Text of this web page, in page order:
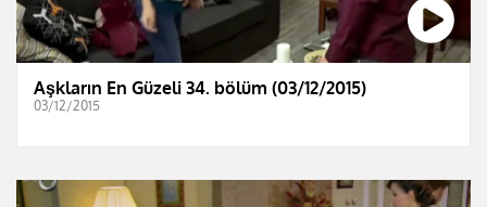
Aşkların En Güzeli 34. bölüm (03/12/2015)
03/12/2015